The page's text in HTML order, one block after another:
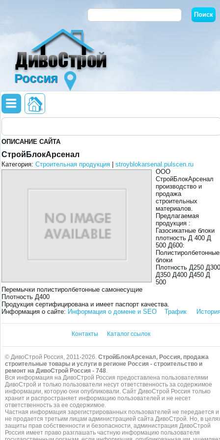
Россия
ОПИСАНИЕ САЙТА
СтройБлокАрсенал
Категория: Строительная продукция
stroyblokarsenal.pulscen.ru
ООО
СтройБлокАрсенал
производство и
продажа
строительных
материалов.
Предлагаемая
продукция :
Газосикатные блоки
плотность Д 400 Д
500 Д600:
Полистиролбетонные
блоки
Плотность Д250 Д300
Д350 Д400 Д450 Д
500
Перемычки полистиролбетонные самонесущие
Плотность Д400
Продукция сертифицирована и имеет паспорт качества.
Информация о сайте: Информация о домене и SEO Трафик
Контакты Каталог ссылок
© ДивоСтрой Россия, 2011-2026. СтройБлокАрсенал, Россия, продажа
строительные товары и услуги в регионе Россия - строительство и
ремонт на ДивоСтрой Россия - 748.
Вся информация на ДивоСтрой Россия предоставлена пользователями
ДивоСтрой и только пользователи несут ответственность за содержимое
информации, которую они опубликовали. Сайт ДивоСтрой Россия только
хранит и распространяет информацию пользователей и не несет
ответственность за ее содержимое.
Частная информация зарегистрированных пользователей не передается и
не продается третьим лицам администрацией сайта ДивоСтрой. Но, в
защиты прав собственности и безопасности, администрация ДивоСтрой
Россия имеет право разглашать частную информацию пользователя